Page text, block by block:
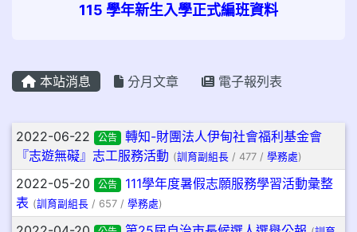
115 學年新生入學正式編班資料
本站消息 分月文章 電子報列表
文章列表
2022-06-22 公告
轉知-財團法人伊甸社會福利基金會
『志遊無礙』志工服務活動 (訓育副組長 / 477 / 學務處)
2022-05-20 公告
111學年度暑假志願服務學習活動彙整
表 (訓育副組長 / 657 / 學務處)